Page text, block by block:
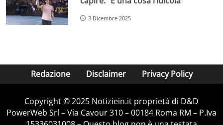
3 Dicembre 2025
Redazione Disclaimer Privacy Policy
Copyright © 2025 Notiziein.it proprietà di D&D
PowerWeb Srl – Via Cavour 310 – 00184 Roma RM – P.Iva